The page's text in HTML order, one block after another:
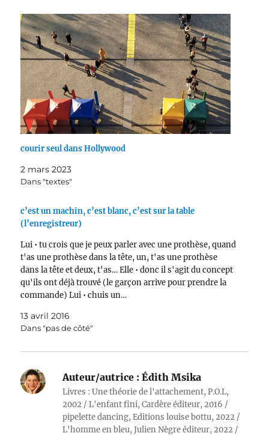
courir seul dans Hollywood
2 mars 2023
Dans "textes"
c’est un machin, c’est blanc, c’est sur la table
(l’enregistreur)
Lui • tu crois que je peux parler avec une prothèse, quand
t'as une prothèse dans la tête, un, t'as une prothèse
dans la tête et deux, t'as… Elle • donc il s'agit du concept
qu'ils ont déjà trouvé (le garçon arrive pour prendre la
commande) Lui • chuis un…
13 avril 2016
Dans "pas de côté"
Auteur/autrice : Édith Msika
Livres : Une théorie de l'attachement, P.O.L,
2002 / L'enfant fini, Cardère éditeur, 2016 /
pipelette dancing, Editions louise bottu, 2022 /
L'homme en bleu, Julien Nègre éditeur, 2022 /